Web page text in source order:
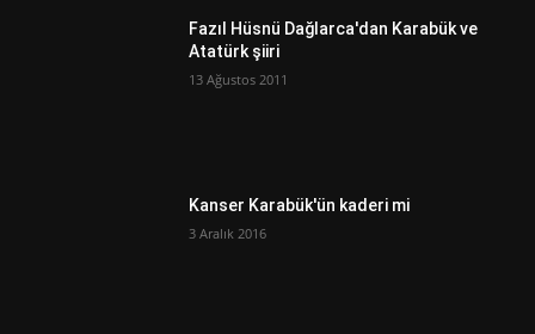
Fazıl Hüsnü Dağlarca'dan Karabük ve
Atatürk şiiri
13 Ağustos 2011
Kanser Karabük'ün kaderi mi
3 Aralık 2016